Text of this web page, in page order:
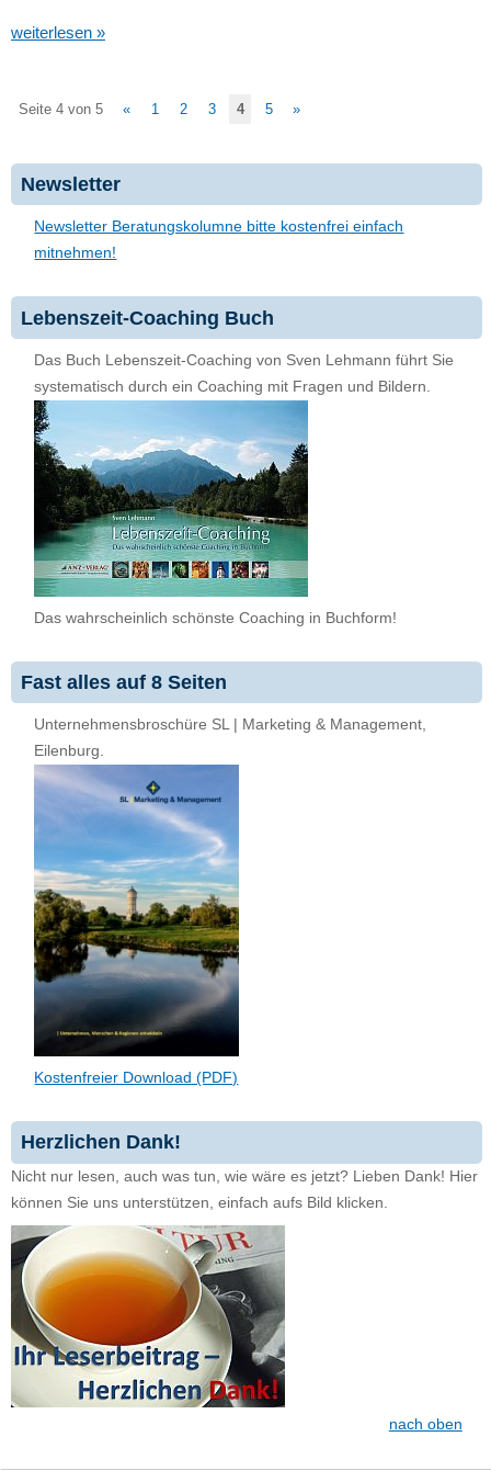
weiterlesen »
Seite 4 von 5 « 1 2 3 4 5 »
Newsletter
Newsletter Beratungskolumne bitte kostenfrei einfach
mitnehmen!
Lebenszeit-Coaching Buch
Das Buch Lebenszeit-Coaching von Sven Lehmann führt Sie
systematisch durch ein Coaching mit Fragen und Bildern.
Das wahrscheinlich schönste Coaching in Buchform!
Fast alles auf 8 Seiten
Unternehmensbroschüre SL | Marketing & Management,
Eilenburg.
Kostenfreier Download (PDF)
Herzlichen Dank!
Nicht nur lesen, auch was tun, wie wäre es jetzt? Lieben Dank! Hier
können Sie uns unterstützen, einfach aufs Bild klicken.
nach oben